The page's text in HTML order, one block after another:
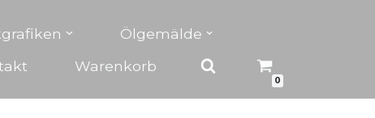
Ölgemälde
Warenkorb
0